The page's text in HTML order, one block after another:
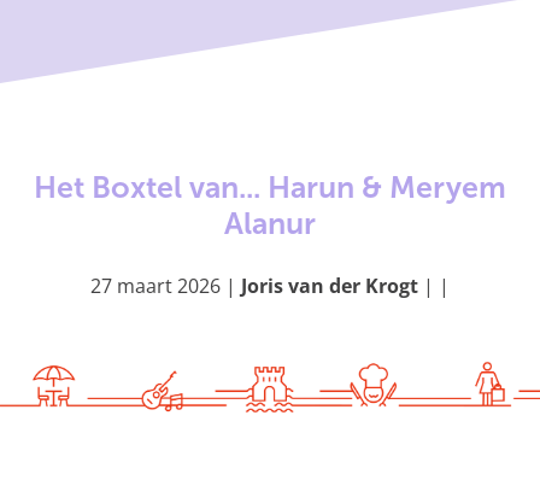
e
Het Boxtel van... Harun & Meryem
Alanur
27 maart 2026 | Joris van der Krogt | |